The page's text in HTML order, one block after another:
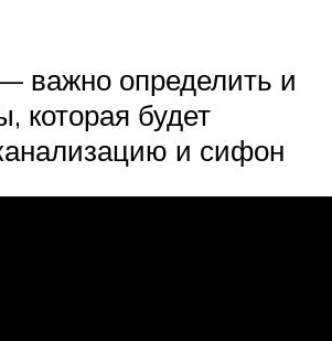
важно определить и
которая будет
и сифон